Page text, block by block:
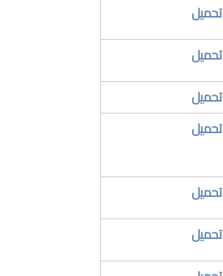
تحميل
​تحميل
​تحميل
​تحميل
​تحميل
​تحميل